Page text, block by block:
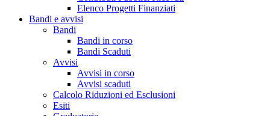
Elenco Progetti Finanziati
Bandi e avvisi
Bandi
Bandi in corso
Bandi Scaduti
Avvisi
Avvisi in corso
Avvisi scaduti
Calcolo Riduzioni ed Esclusioni
Esiti